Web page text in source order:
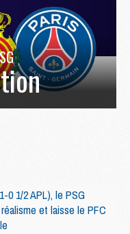
0 1/2 APL), le PSG
et laisse le PFC